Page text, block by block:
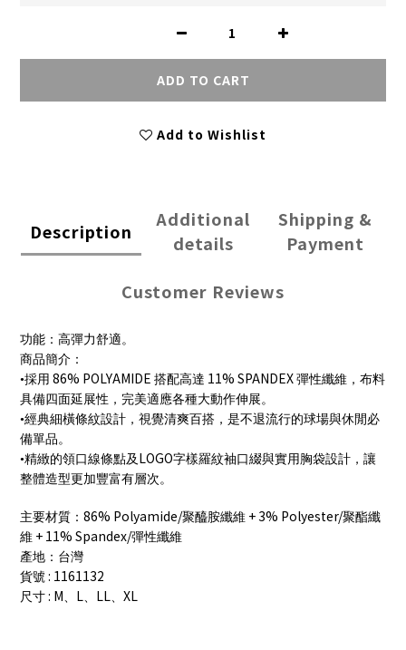
ADD TO CART
Add to Wishlist
Description
Additional
details
Shipping &
Payment
Customer Reviews
功能：高彈力舒適。
商品簡介：
•採用 86% POLYAMIDE 搭配高達 11% SPANDEX 彈性纖維，布料
具備四面延展性，完美適應各種大動作伸展。
•經典細橫條紋設計，視覺清爽百搭，是不退流行的球場與休閒必
備單品。
•精緻的領口線條點及 LOGO字樣羅紋袖口綴與實用胸袋設計，讓
整體造型更加豐富有層次。
主要材質： 86% Polyamide/聚醯胺纖維 + 3% Polyester/聚酯纖
維 + 11% Spandex/彈性纖維
產地：台灣
貨號 : 1161132
尺寸 : M、 L、 LL、 XL